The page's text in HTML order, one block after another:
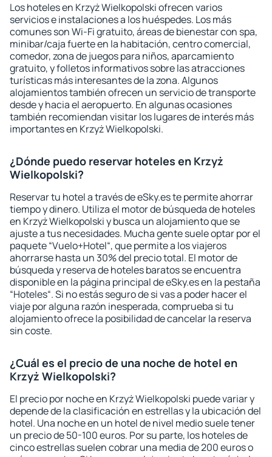
Los hoteles en Krzyż Wielkopolski ofrecen varios
servicios e instalaciones a los huéspedes. Los más
comunes son Wi-Fi gratuito, áreas de bienestar con spa,
minibar/caja fuerte en la habitación, centro comercial,
comedor, zona de juegos para niños, aparcamiento
gratuito, y folletos informativos sobre las atracciones
turísticas más interesantes de la zona. Algunos
alojamientos también ofrecen un servicio de transporte
desde y hacia el aeropuerto. En algunas ocasiones
también recomiendan visitar los lugares de interés más
importantes en Krzyż Wielkopolski.
¿Dónde puedo reservar hoteles en Krzyż
Wielkopolski?
Reservar tu hotel a través de eSky.es te permite ahorrar
tiempo y dinero. Utiliza el motor de búsqueda de hoteles
en Krzyż Wielkopolski y busca un alojamiento que se
ajuste a tus necesidades. Mucha gente suele optar por el
paquete “Vuelo+Hotel“, que permite a los viajeros
ahorrarse hasta un 30% del precio total. El motor de
búsqueda y reserva de hoteles baratos se encuentra
disponible en la página principal de eSky.es en la pestaña
“Hoteles“. Si no estás seguro de si vas a poder hacer el
viaje por alguna razón inesperada, comprueba si tu
alojamiento ofrece la posibilidad de cancelar la reserva
sin coste.
¿Cuál es el precio de una noche de hotel en
Krzyż Wielkopolski?
El precio por noche en Krzyż Wielkopolski puede variar y
depende de la clasificación en estrellas y la ubicación del
hotel. Una noche en un hotel de nivel medio suele tener
un precio de 50-100 euros. Por su parte, los hoteles de
cinco estrellas suelen cobrar una media de 200 euros o